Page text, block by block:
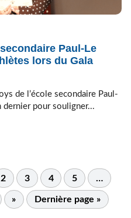
Paul-Le
lors du Gala
de l’école secondaire Paul-
dernier pour souligner...
2 3 4 5 …
» Dernière page »